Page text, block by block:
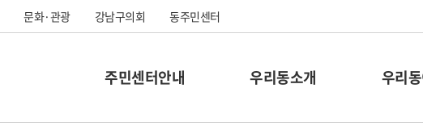
문화·관광 강남구의회 동주민센터
주민센터안내 우리동소개 우리